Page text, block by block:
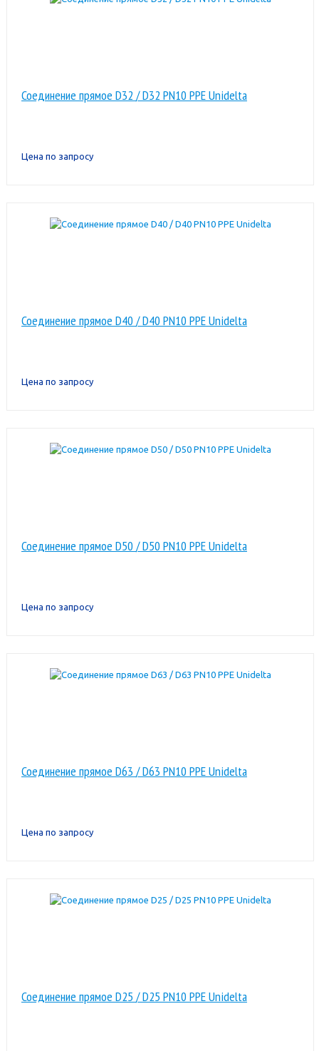
Соединение прямое D32 / D32 PN10 PPE Unidelta
Цена по запросу
Соединение прямое D40 / D40 PN10 PPE Unidelta
Цена по запросу
Соединение прямое D50 / D50 PN10 PPE Unidelta
Цена по запросу
Соединение прямое D63 / D63 PN10 PPE Unidelta
Цена по запросу
Соединение прямое D25 / D25 PN10 PPE Unidelta